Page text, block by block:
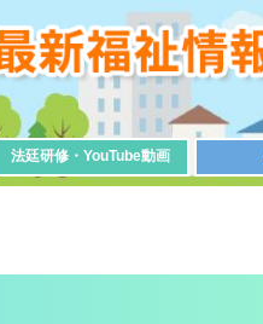
法廷研修・YouTube動画